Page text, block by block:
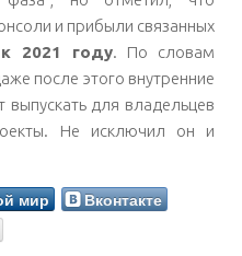
и прибыли связанных
к 2021 году. По словам
после этого внутренние
для владельцев
Не исключил он и
мир
Вконтакте